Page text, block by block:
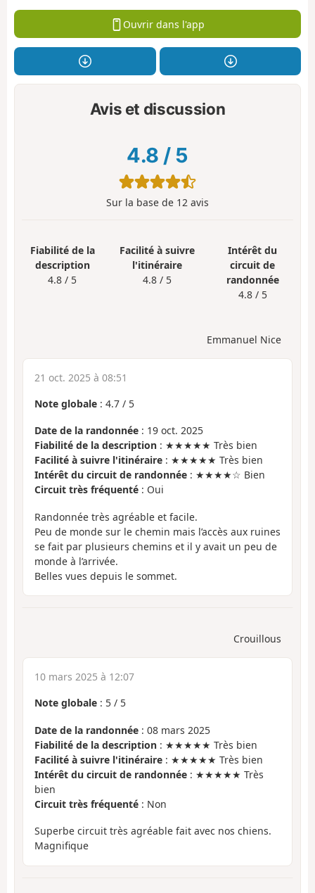
Ouvrir dans l'app
Avis et discussion
4.8 / 5
Sur la base de 12 avis
Fiabilité de la
description
4.8 / 5
Facilité à suivre
l'itinéraire
4.8 / 5
Intérêt du
circuit de
randonnée
4.8 / 5
Emmanuel Nice
21 oct. 2025 à 08:51
Note globale : 4.7 / 5
Date de la randonnée : 19 oct. 2025
Fiabilité de la description : ★★★★★ Très bien
Facilité à suivre l'itinéraire : ★★★★★ Très bien
Intérêt du circuit de randonnée : ★★★★☆ Bien
Circuit très fréquenté : Oui
Randonnée très agréable et facile.
Peu de monde sur le chemin mais l’accès aux ruines
se fait par plusieurs chemins et il y avait un peu de
monde à l’arrivée.
Belles vues depuis le sommet.
Crouillous
10 mars 2025 à 12:07
Note globale : 5 / 5
Date de la randonnée : 08 mars 2025
Fiabilité de la description : ★★★★★ Très bien
Facilité à suivre l'itinéraire : ★★★★★ Très bien
Intérêt du circuit de randonnée : ★★★★★ Très
bien
Circuit très fréquenté : Non
Superbe circuit très agréable fait avec nos chiens.
Magnifique